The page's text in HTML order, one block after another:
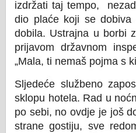
izdržati taj tempo,
dio plaće koji se dobiva
dobila. Ustrajna u borbi
prijavom državnom
„Mala, ti nemaš pojma s
Sljedeće službeno
sklopu hotela. Rad u
po sebi, no ovdje je još
strane gostiju, sve